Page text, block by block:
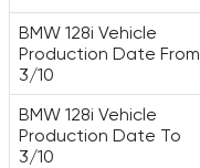
BMW 128i Vehicle
Production Date From
3/10
BMW 128i Vehicle
Production Date To
3/10